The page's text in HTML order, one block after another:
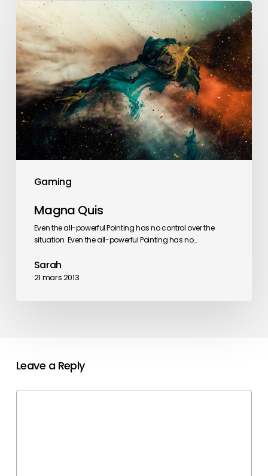
Gaming
Magna
Quis
Magna Quis
Even the all-powerful Pointing has no control over the
situation. Even the all-powerful Pointing has no…
Sarah
21 mars 2013
Leave a Reply